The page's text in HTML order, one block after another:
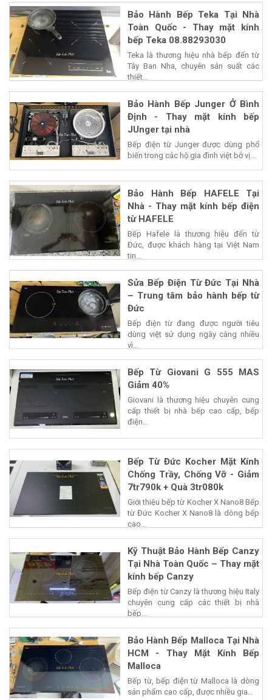
Bảo Hành Bếp Teka Tại Nhà
Toàn Quốc - Thay mặt kính
bếp Teka 08.88293030
Teka là thương hiệu nhà bếp đến từ
Tây Ban Nha, chuyên sản suất các
thiết...
Bảo Hành Bếp Junger Ở Bình
Định - Thay mặt kính bếp
JUnger tại nhà
Bếp điện từ Junger được dùng phổ
biến trong các hộ gia đình việt bở vị...
Bảo Hành Bếp HAFELE Tại
Nhà - Thay mặt kính bếp điện
từ HAFELE
Bếp Hafele là thương hiệu đến từ
Đức, được khách hàng tại Việt Nam
tin...
Sửa Bếp Điện Từ Đức Tại Nhà
– Trung tâm bảo hành bếp từ
Đức
Bếp điện từ đang được người tiêu
dùng việt sử dụng ngày càng nhiều
vì...
Bếp Từ Giovani G 555 MAS
Giảm 40%
Giovani là thương hiệu chuyên cung
cấp thiết bị nhà bếp cao cấp, bếp
điện...
Bếp Từ Đức Kocher Mặt Kính
Chống Trầy, Chống Vỡ - Giảm
7tr790k + Quà 3tr080k
Giới thiệu bếp từ Kocher X Nano8 Bếp
từ Đức Kocher X Nano8 là dòng bếp
cao...
Kỹ Thuật Bảo Hành Bếp Canzy
Tại Nhà Toàn Quốc – Thay mặt
kính bếp Canzy
Bếp điện từ Canzy là thương hiệu Italy
chuyên cung cấp các thiết bị nhà
bếp...
Bảo Hành Bếp Malloca Tại Nhà
HCM - Thay Mặt Kính Bếp
Malloca
Bếp từ, bếp điện từ Malloca là dòng
sản phẩm cao cấp, được nhiều gia...